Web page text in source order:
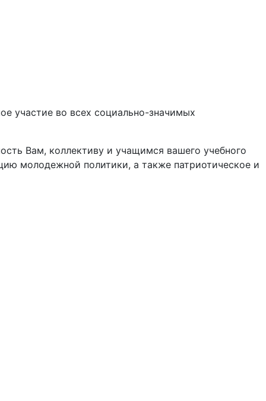
участие во всех социально-значимых
Вам, коллективу и учащимся вашего учебного
молодежной политики, а также патриотическое и